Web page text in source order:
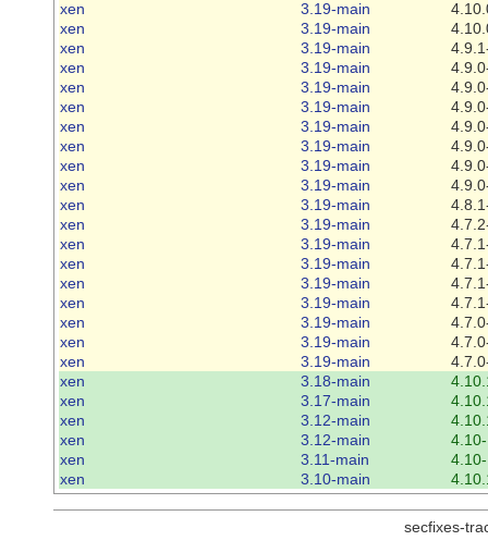
xen
3.19-main
xen
3.19-main
xen
3.19-main
xen
3.19-main
xen
3.19-main
xen
3.19-main
xen
3.19-main
xen
3.19-main
xen
3.19-main
xen
3.19-main
xen
3.19-main
xen
3.19-main
xen
3.19-main
xen
3.19-main
xen
3.19-main
xen
3.19-main
xen
3.19-main
xen
3.19-main
xen
3.19-main
xen
3.18-main
xen
3.17-main
xen
3.12-main
xen
3.12-main
xen
3.11-main
xen
3.10-main
secfixes-